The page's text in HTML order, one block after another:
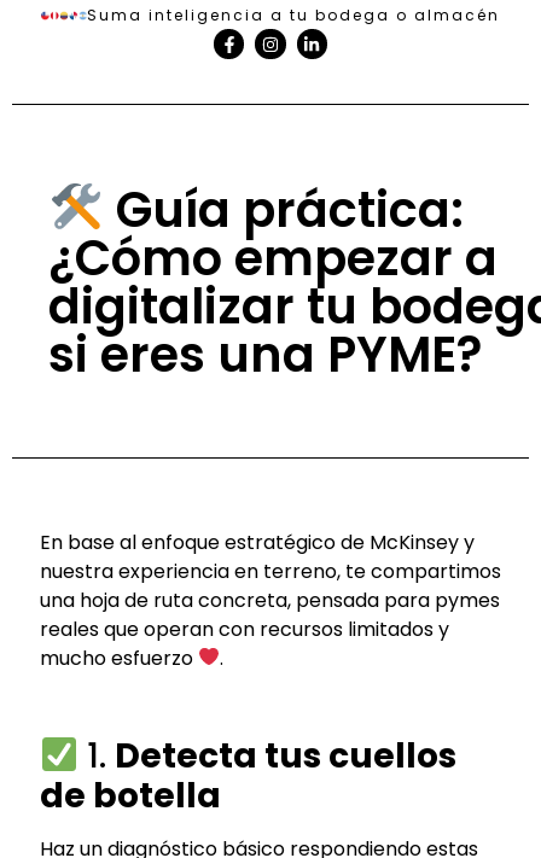
Suma inteligencia a tu bodega o almacén
Guía práctica:
¿Cómo empezar a
digitalizar tu
si eres una PYME?
En base al enfoque estratégico de McKinsey y
nuestra experiencia en terreno, te compartimos
una hoja de ruta concreta, pensada para pymes
reales que operan con recursos limitados y
mucho esfuerzo
.
1. Detecta tus cuellos
de botella
Haz un diagnóstico básico respondiendo estas